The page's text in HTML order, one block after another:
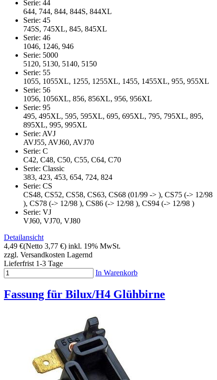
Serie: 44
644, 744, 844, 844S, 844XL
Serie: 45
745S, 745XL, 845, 845XL
Serie: 46
1046, 1246, 946
Serie: 5000
5120, 5130, 5140, 5150
Serie: 55
1055, 1055XL, 1255, 1255XL, 1455, 1455XL, 955, 955XL
Serie: 56
1056, 1056XL, 856, 856XL, 956, 956XL
Serie: 95
495, 495XL, 595, 595XL, 695, 695XL, 795, 795XL, 895,
895XL, 995, 995XL
Serie: AVJ
AVJ55, AVJ60, AVJ70
Serie: C
C42, C48, C50, C55, C64, C70
Serie: Classic
383, 423, 453, 654, 724, 824
Serie: CS
CS48, CS52, CS58, CS63, CS68 (01/99 -> ), CS75 (-> 12/98
), CS78 (-> 12/98 ), CS86 (-> 12/98 ), CS94 (-> 12/98 )
Serie: VJ
VJ60, VJ70, VJ80
Detailansicht
4,49 €(Netto 3,77 €) inkl. 19% MwSt.
zzgl. Versandkosten Lagernd
Lieferfrist 1-3 Tage
In Warenkorb
Fassung für Bilux/H4 Glühbirne